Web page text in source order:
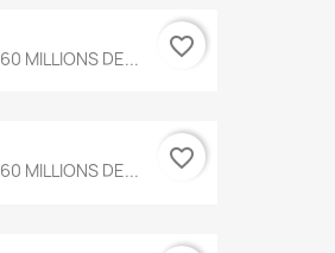
60 MILLIONS DE... favorite_border
60 MILLIONS DE... favorite_border